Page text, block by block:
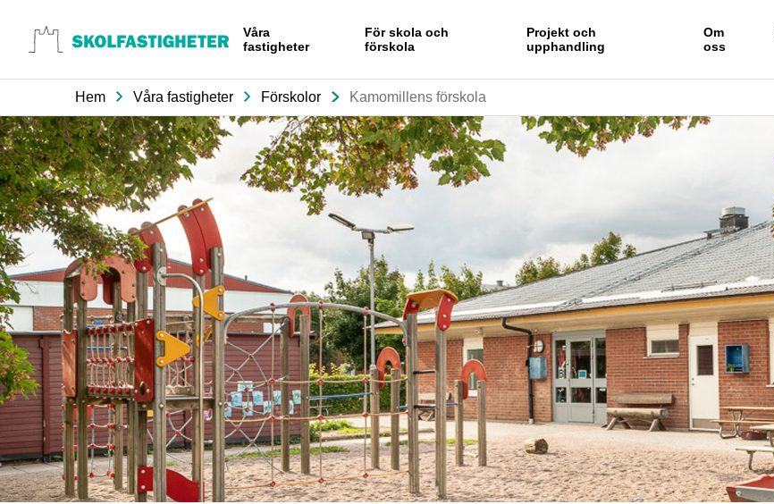
innehåll
Våra
fastigheter
För skola och
förskola
Projekt och
upphandling
Om
oss
Hem Våra fastigheter Förskolor Kamomillens förskola